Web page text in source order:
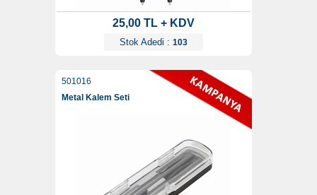
25,00 TL + KDV
Stok Adedi : 103
501016
Metal Kalem Seti